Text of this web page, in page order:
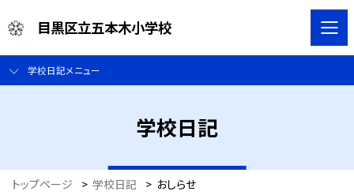
目黒区立五本木小学校
学校日記メニュー
学校日記
トップページ > 学校日記 > おしらせ